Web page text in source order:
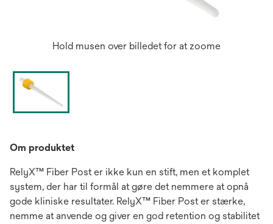
Hold musen over billedet for at zoome
Om produktet
RelyX™ Fiber Post er ikke kun en stift, men et komplet
system, der har til formål at gøre det nemmere at opnå
gode kliniske resultater. RelyX™ Fiber Post er stærke,
nemme at anvende og giver en god retention og stabilitet